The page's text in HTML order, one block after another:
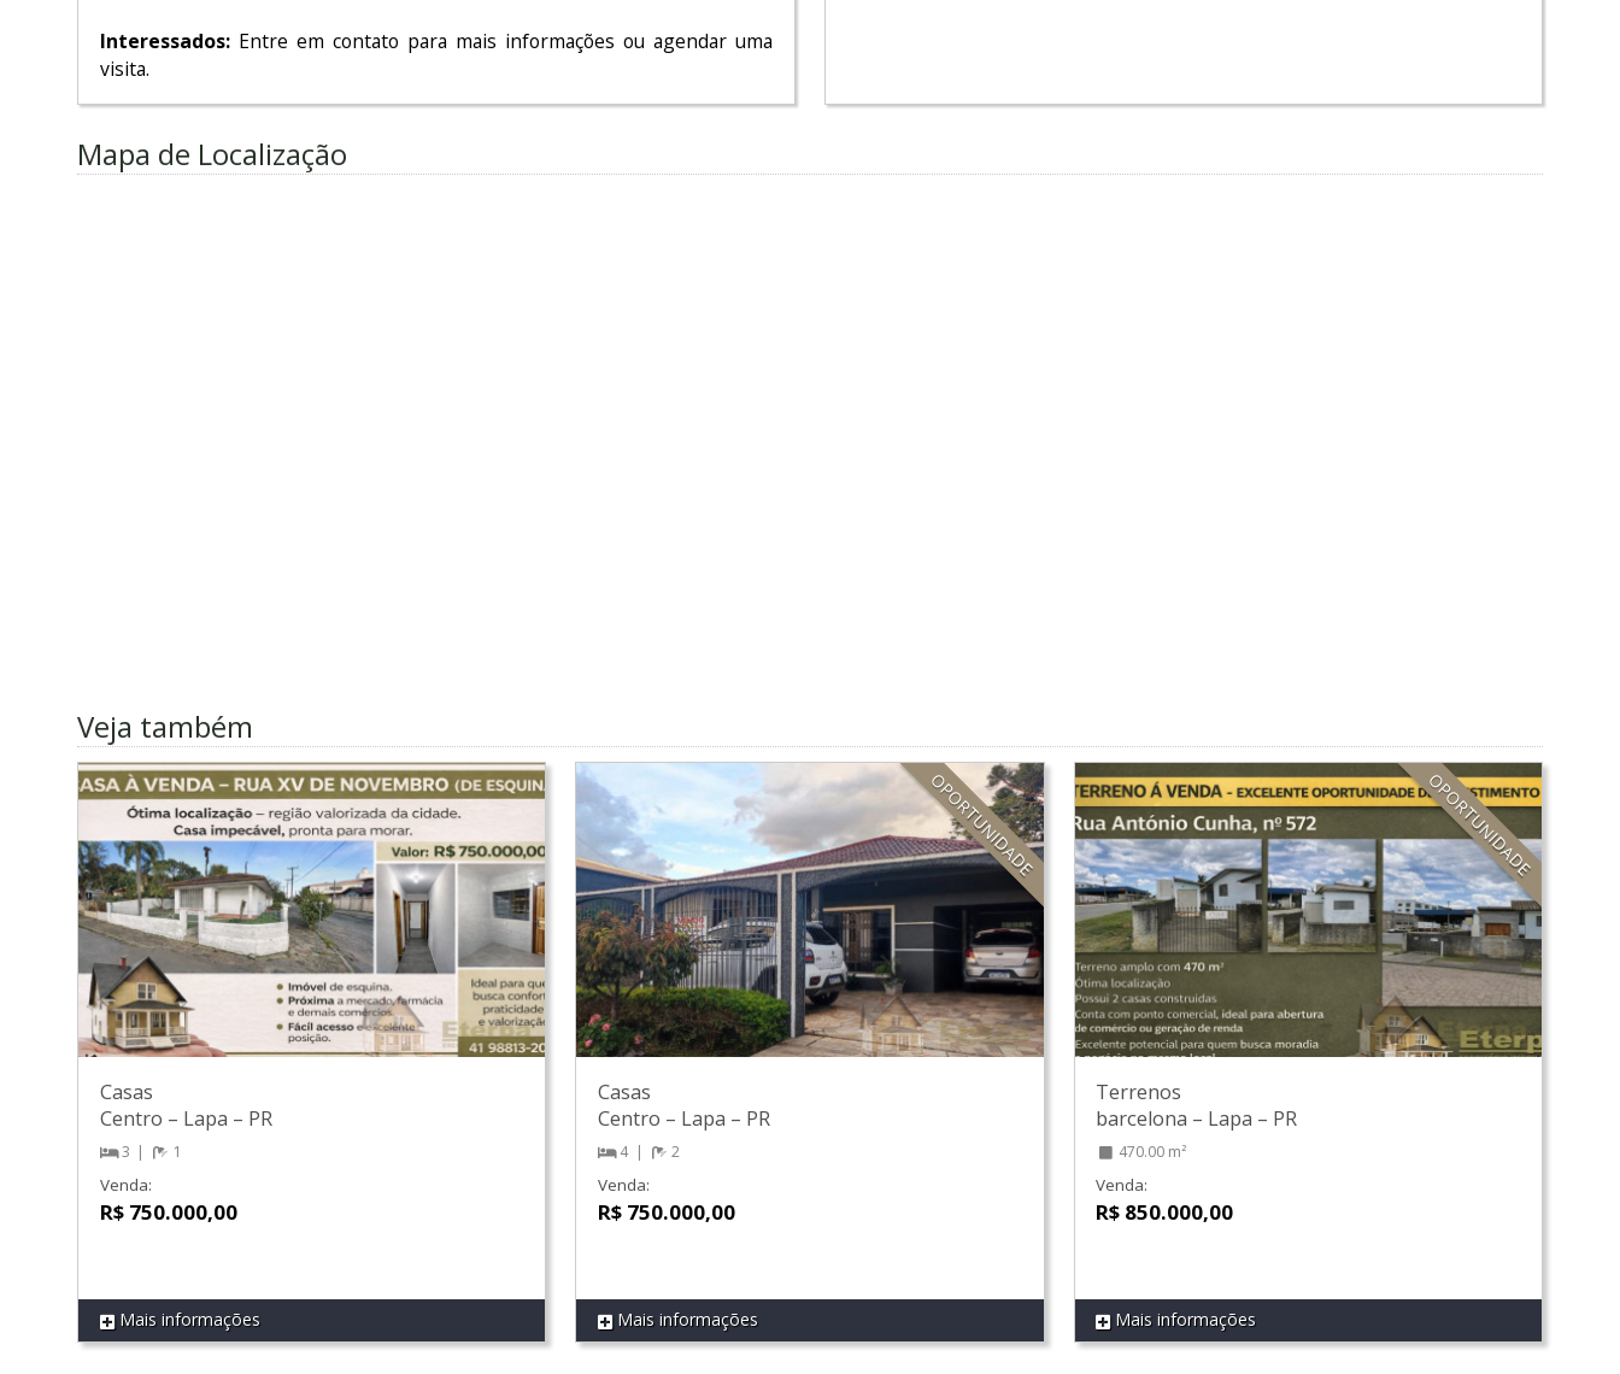
Interessados:Entre em contato para mais informações ou agendar uma
visita.
Mapa de Localização
Veja também
REF 609
Casas
Centro – Lapa – PR
3 1
Venda:
R$ 750.000,00
Mais informações
OPORTUNIDADE
REF 499
Casas
Centro – Lapa – PR
4 2
Venda:
R$ 750.000,00
Mais informações
OPORTUNIDADE
REF 601
Terrenos
barcelona – Lapa – PR
470.00 m²
Venda:
R$ 850.000,00
Mais informações